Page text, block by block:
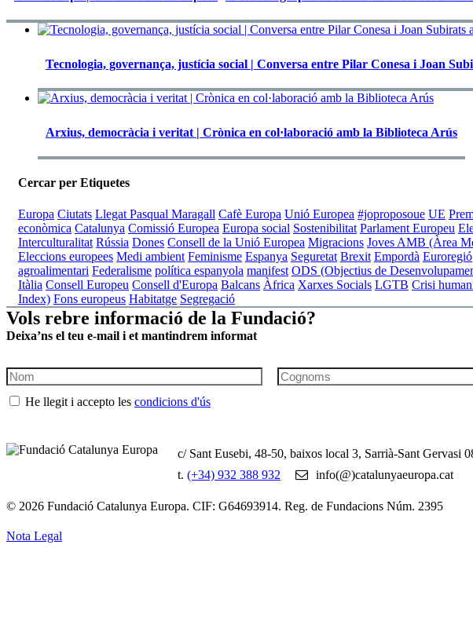
Tecnologia, governança, justícia social | Conversa entre Pilar Conesa i Joan
Arxius, democràcia i veritat | Crònica en col·laboració amb la Biblioteca Arús
Cercar per Etiquetes
Europa Ciutats Llegat Pasqual Maragall Cafè Europa Unió Europea #joproposoue UE
econòmica Catalunya Comissió Europea Europa social Sostenibilitat Parlament Europeu
Interculturalitat Rússia Dones Consell de la Unió Europea Migracions Joves AMB (Àrea
Eleccions europees Medi ambient Feminisme Espanya Seguretat Brexit Empordà Euroregió
agroalimentari Federalisme política espanyola manifest ODS (Objectius de
Itàlia Consell Europeu Consell d'Europa Balcans Àfrica Xarxes Socials LGTB Crisi
Index) Fons europeus Habitatge Segregació
Vols rebre informació de la Fundació?
Deixa’ns el teu e-mail i et mantindrem informat
He llegit i accepto les condicions d'ús
c/ Sant Eusebi, 48-50, baixos local 3, Sarrià-Sant Gervasi
t. (+34) 932 388 932 info(@)catalunyaeuropa.cat
© 2026 Fundació Catalunya Europa. CIF: G64693914. Reg. de Fundacions Núm. 2395
Nota Legal